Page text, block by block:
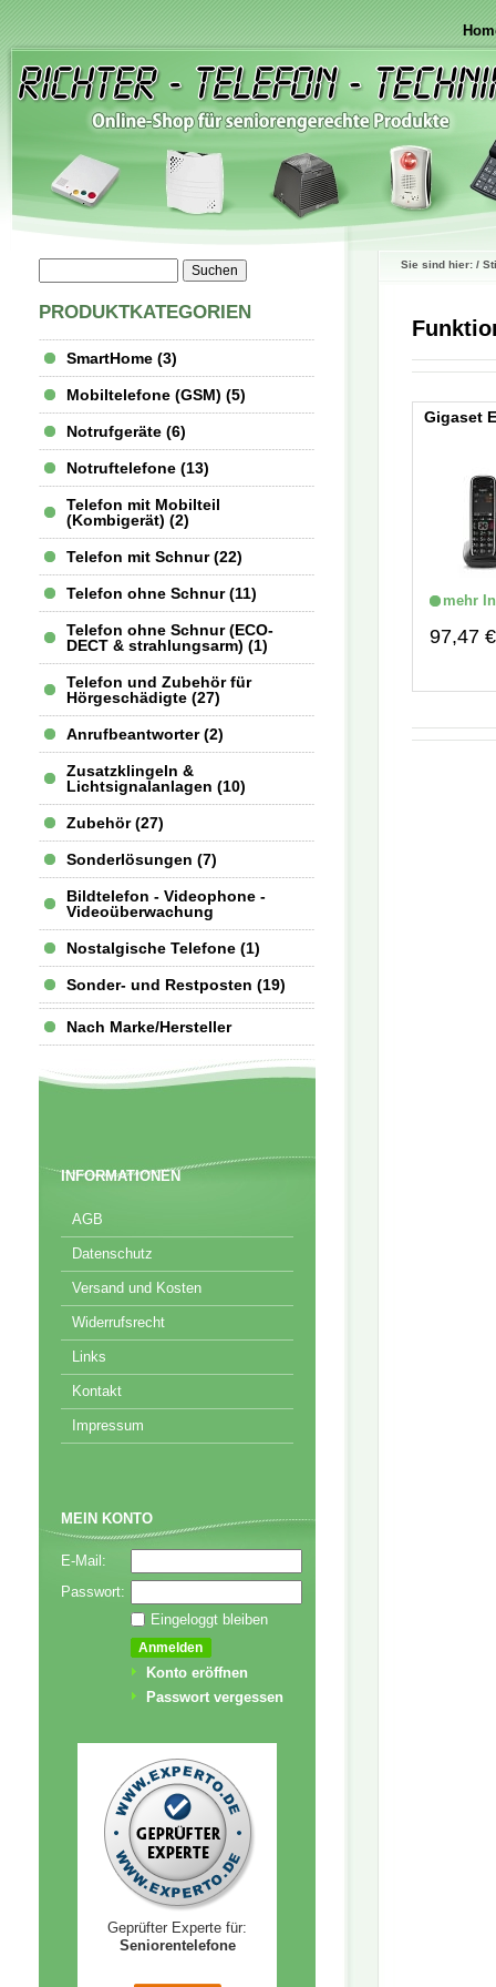
PRODUKTKATEGORIEN
SmartHome (3)
Mobiltelefone (GSM) (5)
Notrufgeräte (6)
Notruftelefone (13)
Telefon mit Mobilteil
(Kombigerät) (2)
Telefon mit Schnur (22)
Telefon ohne Schnur (11)
Telefon ohne Schnur (ECO-
DECT & strahlungsarm) (1)
Telefon und Zubehör für
Hörgeschädigte (27)
Anrufbeantworter (2)
Zusatzklingeln &
Lichtsignalanlagen (10)
Zubehör (27)
Sonderlösungen (7)
Bildtelefon - Videophone -
Videoüberwachung
Nostalgische Telefone (1)
Sonder- und Restposten (19)
Nach Marke/Hersteller
INFORMATIONEN
AGB
Datenschutz
Versand und Kosten
Widerrufsrecht
Links
Kontakt
Impressum
MEIN KONTO
E-Mail:
Passwort:
Eingeloggt bleiben
Konto eröffnen
Passwort vergessen
Geprüfter Experte für:
Seniorentelefone
Sie sind hier: /
Gigaset
mehr
97,47 €